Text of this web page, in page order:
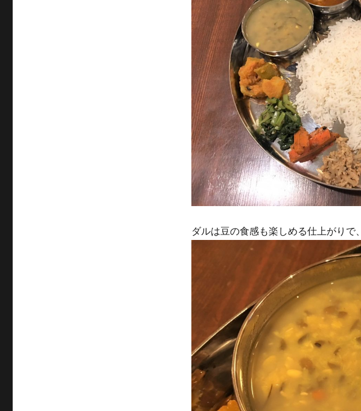
ダルは豆の食感も楽しめる仕上がりで、